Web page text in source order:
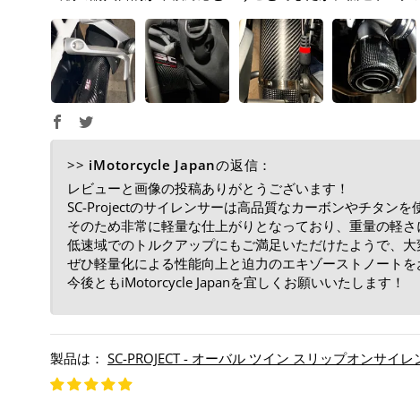
>> iMotorcycle Japanの返信：
レビューと画像の投稿ありがとうございます！
SC-Projectのサイレンサーは高品質なカーボンやチタン
そのため非常に軽量な仕上がりとなっており、重量の軽さ
低速域でのトルクアップにもご満足いただけたようで、大
ぜひ軽量化による性能向上と迫力のエキゾーストノートを
今後ともiMotorcycle Japanを宜しくお願いいたします！
SC-PROJECT - オーバル ツイン スリップオンサイ